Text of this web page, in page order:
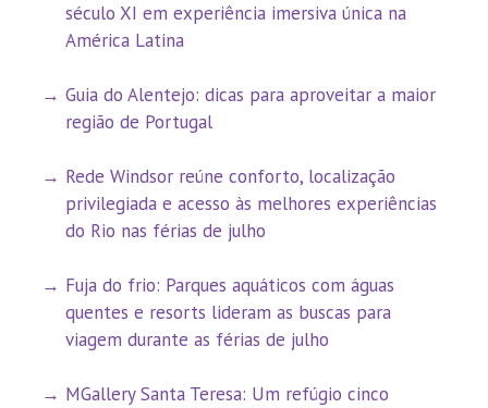
século XI em experiência imersiva única na
América Latina
Guia do Alentejo: dicas para aproveitar a maior
região de Portugal
Rede Windsor reúne conforto, localização
privilegiada e acesso às melhores experiências
do Rio nas férias de julho
Fuja do frio: Parques aquáticos com águas
quentes e resorts lideram as buscas para
viagem durante as férias de julho
MGallery Santa Teresa: Um refúgio cinco